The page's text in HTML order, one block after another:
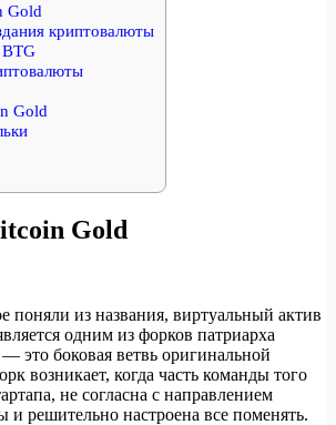
Gold
криптовалюты
Gold
Gold
поняли из названия, виртуальный актив
одним из форков патриарха
это боковая ветвь оригинальной
возникает, когда часть команды того
не согласна с направлением
и решительно настроена все поменять.